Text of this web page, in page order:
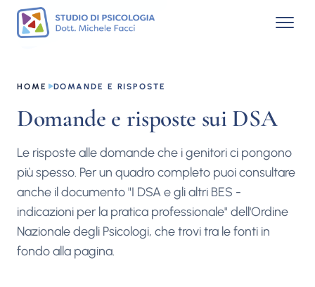
HOME DOMANDE E RISPOSTE
Domande e risposte sui DSA
Le risposte alle domande che i genitori ci pongono
più spesso. Per un quadro completo puoi consultare
anche il documento "I DSA e gli altri BES -
indicazioni per la pratica professionale" dell'Ordine
Nazionale degli Psicologi, che trovi tra le fonti in
fondo alla pagina.